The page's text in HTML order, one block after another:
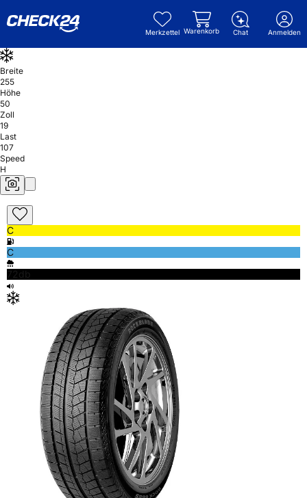
Merkzettel Warenkorb Chat Anmelden
Breite
255
Höhe
50
Zoll
19
Last
107
Speed
H
C
C
72db